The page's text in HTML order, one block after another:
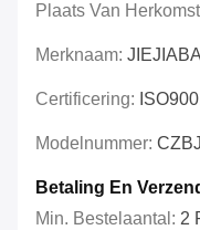
Plaats Van
Merknaam:
Certificering:
Modelnummer: CZBJ
Betaling En
Min. Bestelaantal: 2